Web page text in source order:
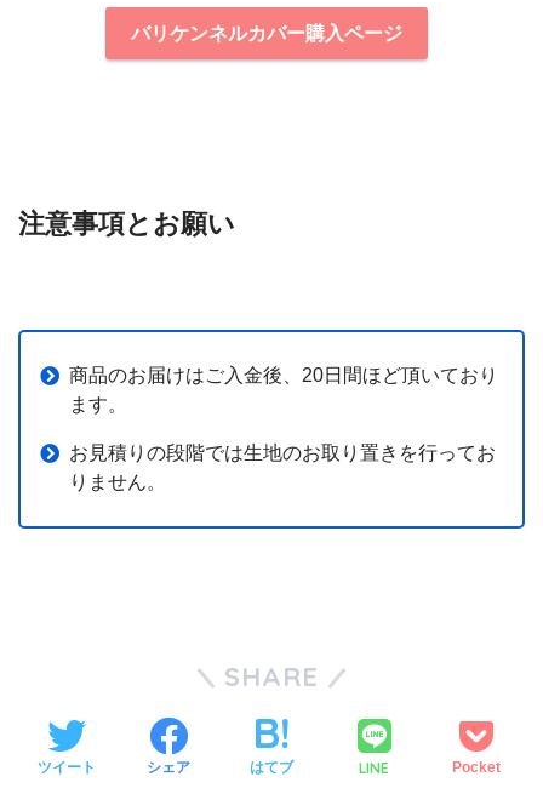
バリケンネルカバー購入ページ
注意事項とお願い
商品のお届けはご入金後、20日間ほど頂いており
ます。
お見積りの段階では生地のお取り置きを行ってお
りません。
SHARE
ツイート シェア はてブ LINE Pocket